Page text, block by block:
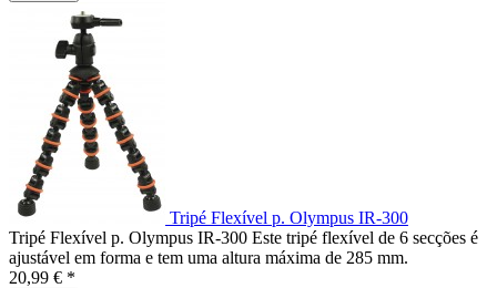
Tripé Flexível p. Olympus IR-300
Tripé Flexível p. Olympus IR-300 Este tripé flexível de 6 secções é
ajustável em forma e tem uma altura máxima de 285 mm.
20,99 € *